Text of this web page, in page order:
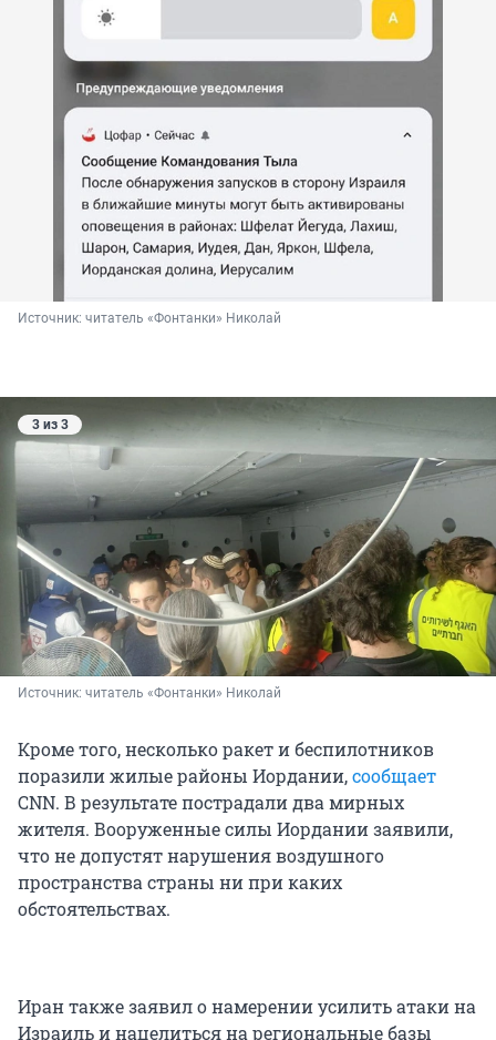
Источник: читатель «Фонтанки» Николай
3 из 3
Источник: читатель «Фонтанки» Николай
Кроме того, несколько ракет и беспилотников
поразили жилые районы Иордании,сообщает
CNN. В результате пострадали два мирных
жителя. Вооруженные силы Иордании заявили,
что не допустят нарушения воздушного
пространства страны ни при каких
обстоятельствах.
Иран также заявил о намерении усилить атаки на
Израиль и нацелиться на региональные базы